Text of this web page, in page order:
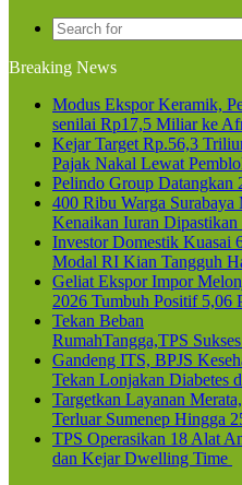
Breaking News
Modus Ekspor Keramik,
senilai Rp17,5 Miliar ke
Kejar Target Rp.56,3
Pajak Nakal Lewat
Pelindo Group
400 Ribu Warga Surabaya
Kenaikan Iuran Dipastikan
Investor Domestik Kuasai
Modal RI Kian Tangguh
Geliat Ekspor Impor
2026 Tumbuh Positif 5,06
Tekan Beban
RumahTangga,TPS
Gandeng ITS, BPJS
Tekan Lonjakan Diabetes
Targetkan Layanan
Terluar Sumenep Hingga
TPS Operasikan 18 Alat
dan Kejar Dwelling Time